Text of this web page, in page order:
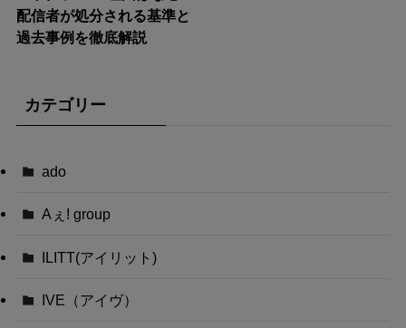
配信者が処分される基準と
過去事例を徹底解説
カテゴリー
ado
Aぇ! group
ILITT(アイリット)
IVE（アイヴ）